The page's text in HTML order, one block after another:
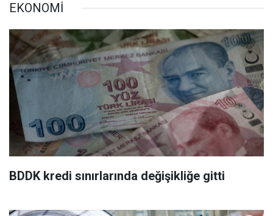
EKONOMİ
BDDK kredi sınırlarında değişikliğe gitti